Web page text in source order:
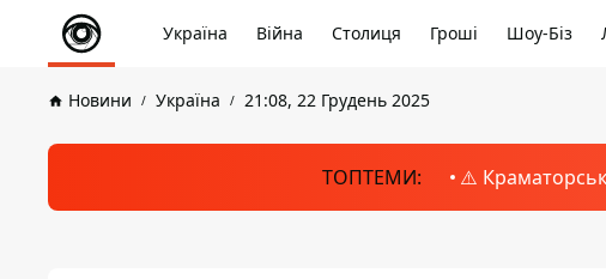
Україна Війна Столиця Гроші Шоу-Біз
Новини Україна 21:08, 22 Грудень 2025
ТОПТЕМИ: ⚠️